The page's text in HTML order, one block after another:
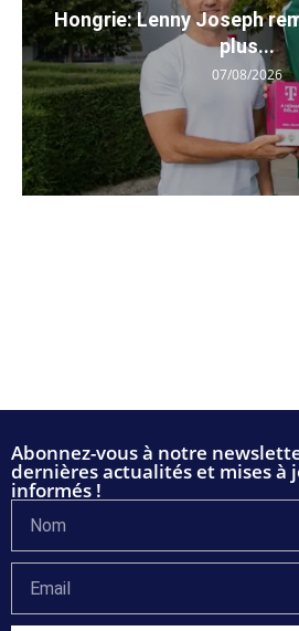
Hongrie: Lenny Joseph
plus...
07/08/2026
Abonnez-vous à notre
dernières actualités et mises à
informés !